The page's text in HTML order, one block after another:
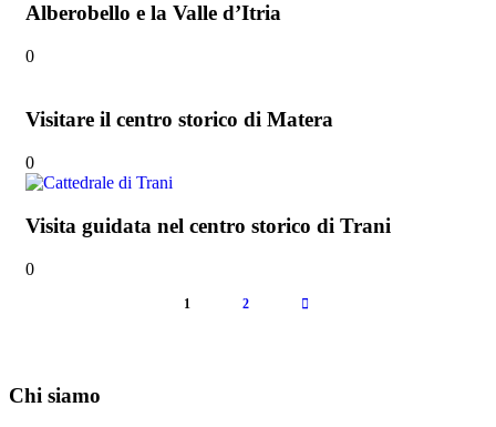
Alberobello e la Valle d’Itria
0
Visitare il centro storico di Matera
0
Visita guidata nel centro storico di Trani
0
1 2
Chi siamo